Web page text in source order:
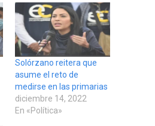
Solórzano reitera que
asume el reto de
medirse en las primarias
diciembre 14, 2022
En «Política»